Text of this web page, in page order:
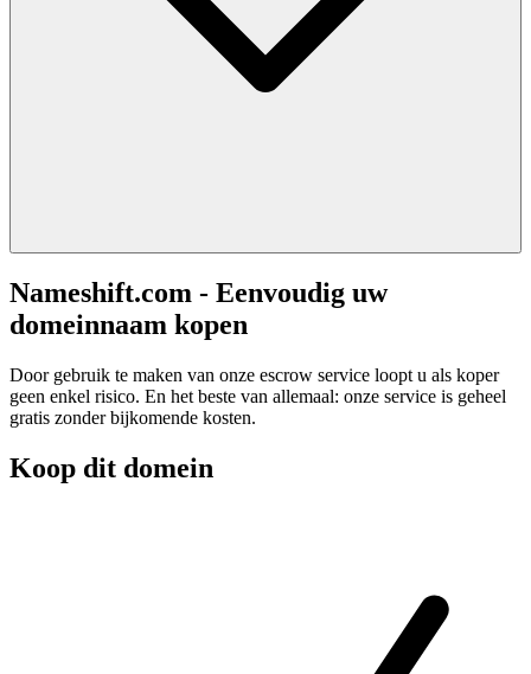
Nameshift.com - Eenvoudig uw
domeinnaam kopen
Door gebruik te maken van onze escrow service loopt u als koper
geen enkel risico. En het beste van allemaal: onze service is geheel
gratis zonder bijkomende kosten.
Koop dit domein